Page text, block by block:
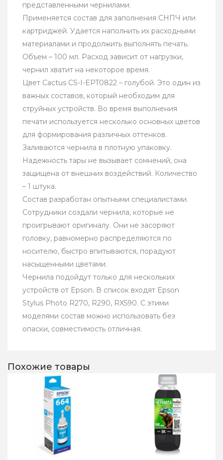
представленными чернилами.
Применяется состав для заполнения СНПЧ или
картриджей. Удается наполнить их расходными
материалами и продолжить выполнять печать.
Объем – 100 мл. Расход зависит от нагрузки,
чернил хватит на некоторое время.
Цвет Cactus CS-I-EPT0822 – голубой. Это один из
важных составов, который необходим для
струйных устройств. Во время выполнения
печати используется несколько основных цветов
для формирования различных оттенков.
Заливаются чернила в плотную упаковку.
Надежность тары не вызывает сомнений, она
защищена от внешних воздействий. Количество
– 1 штука.
Состав разработан опытными специалистами.
Сотрудники создали чернила, которые не
проигрывают оригиналу. Они не засоряют
головку, равномерно распределяются по
носителю, быстро впитываются, порадуют
насыщенными цветами.
Чернила подойдут только для нескольких
устройств от Epson. В список входят Epson
Stylus Photo R270, R290, RX590. С этими
моделями состав можно использовать без
опаски, совместимость отличная.
Похожие товары